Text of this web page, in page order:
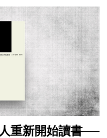
重新開始讀書──